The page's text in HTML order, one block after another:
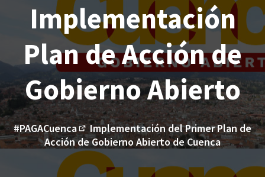
Implementación
Plan de Acción de
Gobierno Abierto
#PAGACuenca
(Enlace externo)
Implementación del Primer Plan de
Acción de Gobierno Abierto de Cuenca